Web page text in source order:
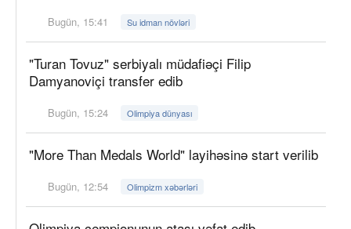
Bugün, 15:41 Su idman növləri
"Turan Tovuz" serbiyalı müdafiəçi Filip
Damyanoviçi transfer edib
Bugün, 15:24 Olimpiya dünyası
"More Than Medals World" layihəsinə start verilib
Bugün, 12:54 Olimpizm xəbərləri